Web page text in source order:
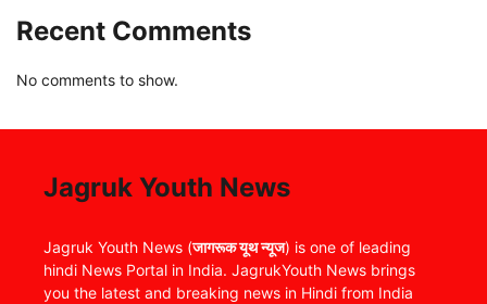
Recent Comments
No comments to show.
Jagruk Youth News
Jagruk Youth News (जागरूक यूथ न्यूज) is one of leading
hindi News Portal in India. JagrukYouth News brings
you the latest and breaking news in Hindi from India